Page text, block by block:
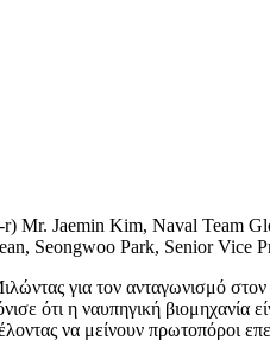
r) Mr. Jaemin Kim, Naval Team
Seongwoo Park, Senior Vice
για τον ανταγωνισμό
ότι η ναυπηγική βιομηχανία
να μείνουν πρωτοπόροι